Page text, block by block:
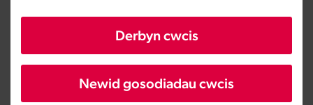
Derbyn cwcis
Newid gosodiadau cwcis